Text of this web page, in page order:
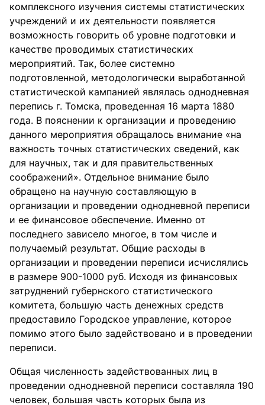
комплексного изучения системы статистических
учреждений и их деятельности появляется
возможность говорить об уровне подготовки и
качестве проводимых статистических
мероприятий. Так, более системно
подготовленной, методологически выработанной
статистической кампанией являлась однодневная
перепись г. Томска, проведенная 16 марта 1880
года. В пояснении к организации и проведению
данного мероприятия обращалось внимание «на
важность точных статистических сведений, как
для научных, так и для правительственных
соображений». Отдельное внимание было
обращено на научную составляющую в
организации и проведении однодневной переписи
и ее финансовое обеспечение. Именно от
последнего зависело многое, в том числе и
получаемый результат. Общие расходы в
организации и проведении переписи исчислялись
в размере 900-1000 руб. Исходя из финансовых
затруднений губернского статистического
комитета, большую часть денежных средств
предоставило Городское управление, которое
помимо этого было задействовано и в проведении
переписи.
Общая численность задействованных лиц в
проведении однодневной переписи составляла 190
человек, большая часть которых была из